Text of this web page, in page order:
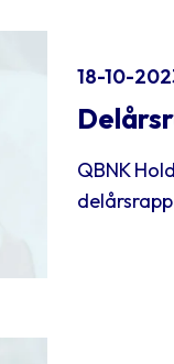
18-10-
QBNK